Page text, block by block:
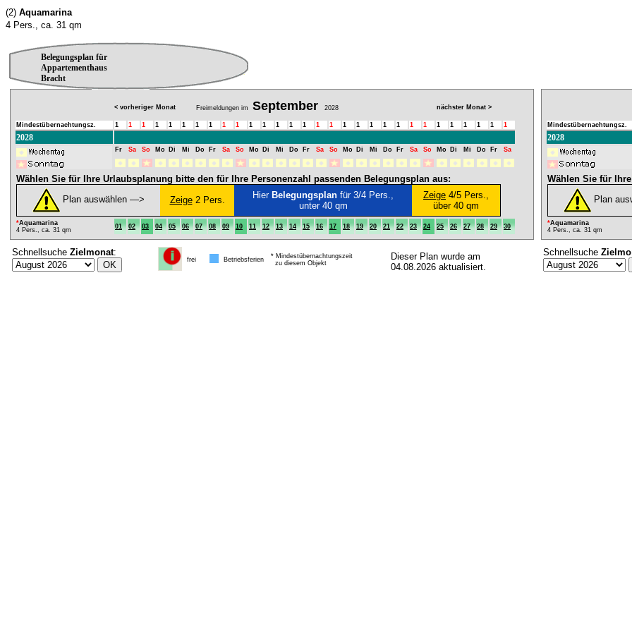
(2) Aquamarina
4 Pers., ca. 31 qm
Belegungsplan für
Appartementhaus
Bracht
< vorheriger Monat Freimeldungen im September 2028 nächster Monat >
Mindestübernachtungsz. 1 1 1 1 1 1 1 1 1 1 1 1 1 1 1 1 1 1 1 1 1 1 1 1 1 1 1 1 1 1
2028
Fr Sa So Mo Di Mi Do Fr Sa So Mo Di Mi Do Fr Sa So Mo Di Mi Do Fr Sa So Mo Di Mi Do Fr Sa
Wählen Sie für Ihre Urlaubsplanung bitte den für Ihre Personenzahl passenden Belegungsplan aus:
Plan auswählen ―>
Zeige2 Pers. Hier Belegungsplan für 3/4 Pers.,
unter 40 qm
Zeige 4/5 Pers.,
über 40 qm
*Aquamarina
4 Pers., ca. 31 qm
01 02 03 04 05 06 07 08 09 10 11 12 13 14 15 16 17 18 19 20 21 22 23 24 25 26 27 28 29 30
Schnellsuche Zielmonat:
frei Betriebsferien
* Mindestübernachtungszeit
zu diesem Objekt
Dieser Plan wurde am
04.08.2026 aktualisiert.
Mindestübernachtungsz.
2028
Wählen Sie für
Plan
*Aquamarina
4 Pers., ca. 31 qm
Schnellsuche